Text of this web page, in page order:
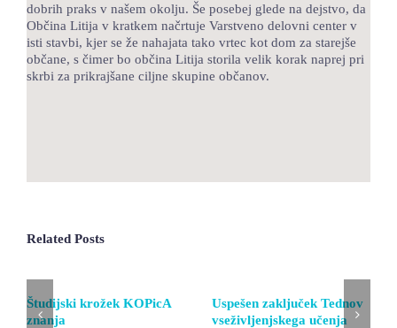
dobrih praks v našem okolju. Še posebej glede na dejstvo, da
Občina Litija v kratkem načrtuje Varstveno delovni center v
isti stavbi, kjer se že nahajata tako vrtec kot dom za starejše
občane, s čimer bo občina Litija storila velik korak naprej pri
skrbi za prikrajšane ciljne skupine občanov.
Related Posts
Študijski krožek KOPicA
znanja
Uspešen zaključek Tednov
vseživljenjskega učenja